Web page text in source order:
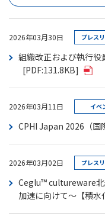
2026年03月30日 プレス
組織改正および執行役
[PDF:131.8KB]
2026年03月11日 イベ
CPHI Japan 2026（国
2026年03月02日 プレス
Ceglu™ cultureware北
加速に向けて～【積水